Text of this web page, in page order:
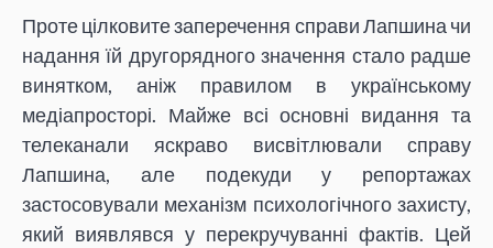
Проте цілковите заперечення справи Лапшина чи
надання їй другорядного значення стало радше
винятком, аніж правилом в українському
медіапросторі. Майже всі основні видання та
телеканали яскраво висвітлювали справу
Лапшина, але подекуди у репортажах
застосовували механізм психологічного захисту,
який виявлявся у перекручуванні фактів. Цей